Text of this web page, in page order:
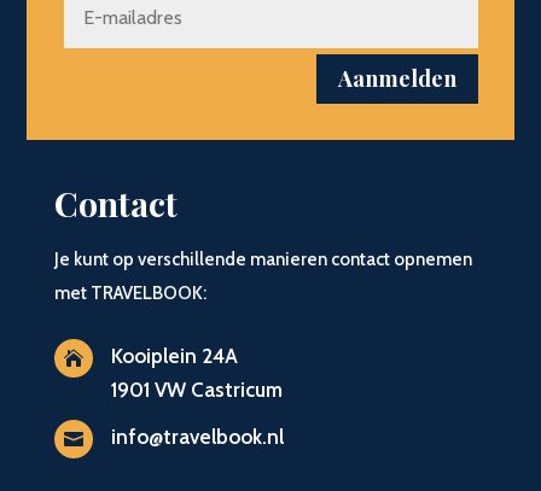
Aanmelden
Contact
Je kunt op verschillende manieren contact opnemen
met TRAVELBOOK:

Kooiplein 24A
1901 VW Castricum
 info@travelbook.nl